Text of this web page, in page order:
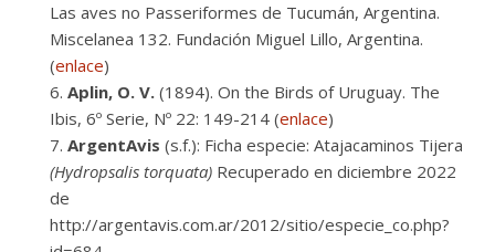
Las aves no Passeriformes de Tucumán, Argentina.
Miscelanea 132. Fundación Miguel Lillo, Argentina.
(enlace)
Aplin, O. V. (1894). On the Birds of Uruguay. The
Ibis, 6º Serie, Nº 22: 149-214 (enlace)
ArgentAvis (s.f.): Ficha especie: Atajacaminos Tijera
(Hydropsalis torquata) Recuperado en diciembre 2022
de
http://argentavis.com.ar/2012/sitio/especie_co.php?